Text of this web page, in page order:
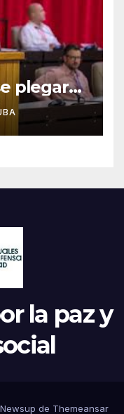
plegará
la paz y
de Themeansar